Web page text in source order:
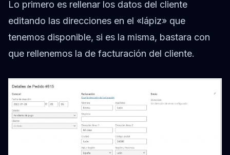
Lo primero es rellenar los datos del cliente
editando las direcciones en el «lápiz» que
tenemos disponible, si es la misma, bastara con
que rellenemos la de facturación del cliente.